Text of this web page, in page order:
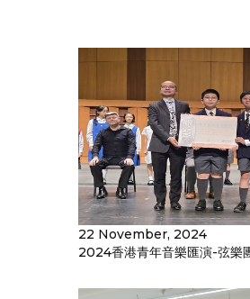
22 November, 2024
2024香港青年音樂匯演-弦樂